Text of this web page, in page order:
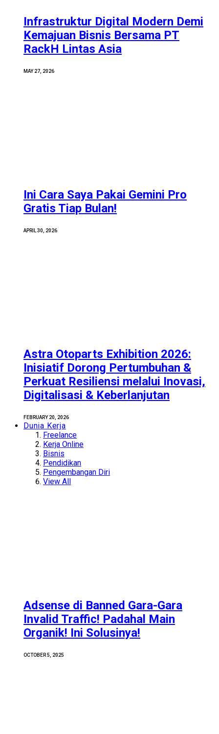
Infrastruktur Digital Modern Demi
Kemajuan Bisnis Bersama PT
RackH Lintas Asia
MAY 27, 2026
Ini Cara Saya Pakai Gemini Pro
Gratis Tiap Bulan!
APRIL 30, 2026
Astra Otoparts Exhibition 2026:
Inisiatif Dorong Pertumbuhan &
Perkuat Resiliensi melalui Inovasi,
Digitalisasi & Keberlanjutan
FEBRUARY 20, 2026
Dunia Kerja
Freelance
Kerja Online
Bisnis
Pendidikan
Pengembangan Diri
View All
Adsense di Banned Gara-Gara
Invalid Traffic! Padahal Main
Organik! Ini Solusinya!
OCTOBER 5, 2025